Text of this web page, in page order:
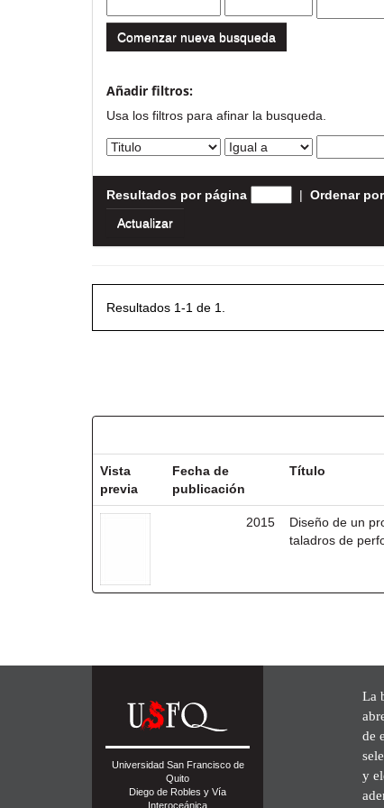
Comenzar nueva busqueda
Añadir filtros:
Usa los filtros para afinar la busqueda.
Resultados por página | Ordenar por
Resultados 1-1 de 1.
Vista
previa
Fecha de
publicación
Título
2015
Diseño de un
taladros de
Universidad San Francisco de
Quito
Diego de Robles y Vía
Interoceánica
La
de
y